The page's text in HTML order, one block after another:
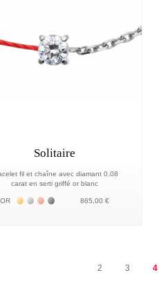
Solitaire
fil et chaîne avec diamant 0.08
carat en serti griffé or blanc
OR Жёлтое золото 18К
Белое золото 18К
Розовое золото 18К
Чёрное золото 18К
865,00 €
2 3 4